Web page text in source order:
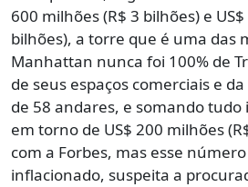
600 milhões (R$ 3 bilhões) e
bilhões), a torre que é uma das
Manhattan nunca foi 100% de
de seus espaços comerciais e
de 58 andares, e somando tudo
em torno de US$ 200 milhões
com a Forbes, mas esse
inflacionado, suspeita a